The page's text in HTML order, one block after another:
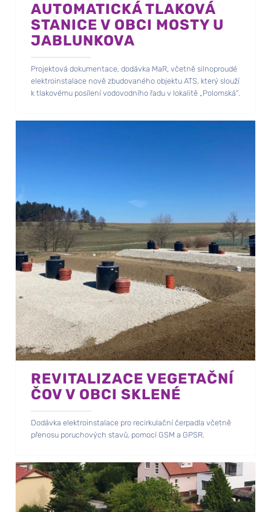
AUTOMATICKÁ TLAKOVÁ
STANICE V OBCI MOSTY U
JABLUNKOVA
Projektová dokumentace, dodávka MaR, včetně silnoproudé
elektroinstalace nově zbudovaného objektu ATS, který slouží
k tlakovému posílení vodovodního řadu v lokalitě „Polomská“.
REVITALIZACE VEGETAČNÍ
ČOV V OBCI SKLENÉ
Dodávka elektroinstalace pro recirkulační čerpadla včetně
přenosu poruchových stavů, pomocí GSM a GPSR.